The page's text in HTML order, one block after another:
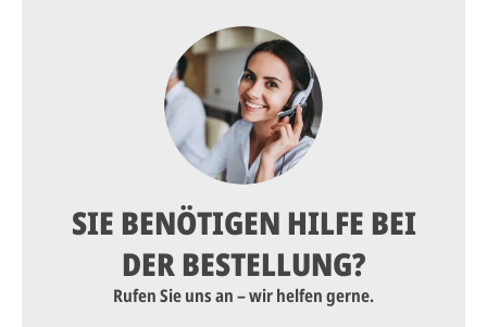
SIE BENÖTIGEN HILFE BEI
DER BESTELLUNG?
Rufen Sie uns an – wir helfen gerne.